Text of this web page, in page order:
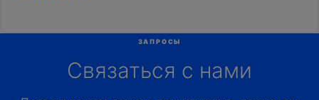
ЗАПРОСЫ
Связаться с нами